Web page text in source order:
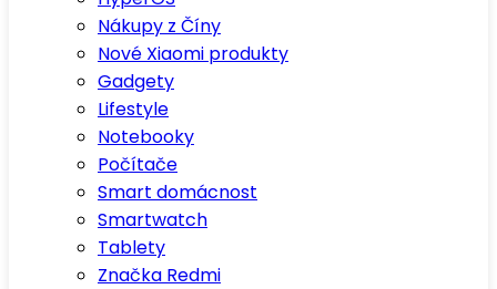
Nákupy z Číny
Nové Xiaomi produkty
Gadgety
Lifestyle
Notebooky
Počítače
Smart domácnost
Smartwatch
Tablety
Značka Redmi